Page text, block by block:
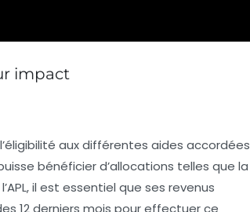
impact
aux différentes aides accordées
bénéficier d’allocations telles que la
il est essentiel que ses revenus
12 derniers mois pour effectuer ce